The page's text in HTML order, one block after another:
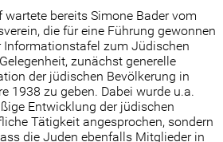
bereits Simone Bader vom
die für eine Führung gewonnen
Informationstafel zum Jüdischen
zunächst generelle
der jüdischen Bevölkerung in
1938 zu geben. Dabei wurde u.a.
Entwicklung der jüdischen
Tätigkeit angesprochen, sondern
die Juden ebenfalls Mitglieder in